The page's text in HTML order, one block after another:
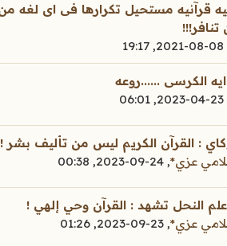
تنافر!!!
08-08-2021, 19:17
ايه الكرسى ......روعه
23-04-2023, 06:01
: القرآن الكريم ليس من تأليف بشر !
عزي*,
24-09-2023, 00:38
النحل تشهد : القرآن وحي إلهي !
عزي*,
23-09-2023, 01:26